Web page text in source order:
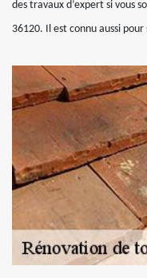
des travaux d’expert si vous
36120. Il est connu aussi pour